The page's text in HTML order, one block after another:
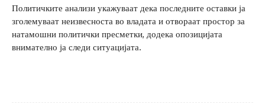
Политичките анализи укажуваат дека последните оставки ја
зголемуваат неизвесноста во владата и отвораат простор за
натамошни политички пресметки, додека опозицијата
внимателно ја следи ситуацијата.